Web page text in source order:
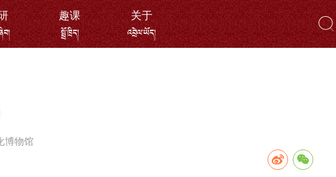
趣课
སྤྲོ་ཁྲིད།
关于
འབྲེལ་ཡོད།
博物馆